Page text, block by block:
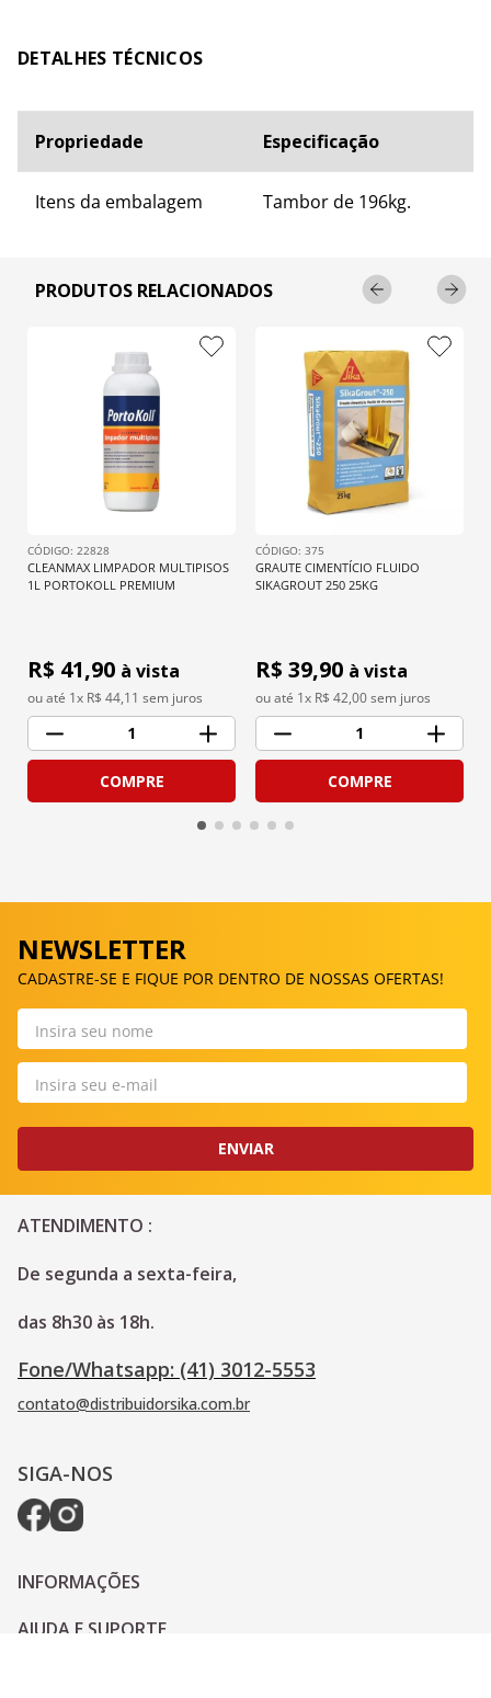
ESPECIFICAÇÕES TÉCNICAS
Propriedade Especificação
Itens da embalagem Tambor de 196kg.
PRODUTOS RELACIONADOS
: 22828
CLEANMAX LIMPADOR MULTIPISOS
1L PORTOKOLL PREMIUM
R$ 41,90 à vista
ou até 1x R$ 44,11 sem juros
1
COMPRE
: 375
GRAUTE CIMENTÍCIO FLUIDO
SIKAGROUT 250 25KG
R$ 39,90 à vista
ou até 1x R$ 42,00 sem juros
1
COMPRE
NEWSLETTER
CADASTRE-SE E FIQUE POR DENTRO DE NOSSAS OFERTAS!
ENVIAR
ATENDIMENTO :
De segunda a sexta-feira,
das 8h30 às 18h.
Fone/Whatsapp: (41) 3012-5553
contato@distribuidorsika.com.br
SIGA-NOS
INFORMAÇÕES
AJUDA E SUPORTE